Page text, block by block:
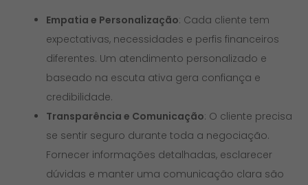
Empatia e Personalização: Cada cliente tem
expectativas, necessidades e perfis financeiros
diferentes. Um atendimento personalizado e
baseado na escuta ativa gera confiança e
credibilidade.
Transparência e Comunicação: O cliente precisa
se sentir seguro durante toda a negociação.
Fornecer informações detalhadas, esclarecer
dúvidas e manter uma comunicação clara são